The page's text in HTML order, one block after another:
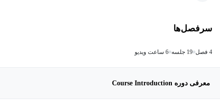
سرفصل‌ها
4 فصل 19 جلسه 6 ساعت ویدیو
معرفی دوره Course Introduction